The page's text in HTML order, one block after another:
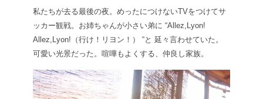
私たちが去る最後の夜。めったにつけないTVをつけてサ
ッカー観戦。お姉ちゃんが小さい弟に “Allez,Lyon!
Allez,Lyon!（行け！リヨン！） “と 延々言わせていた。
可愛い光景だった。喧嘩もよくする、仲良し家族。